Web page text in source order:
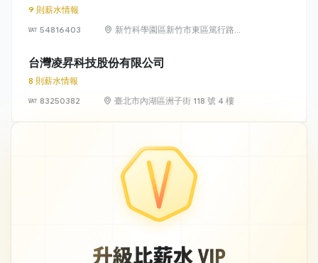
9 則薪水情報
54816403
新竹科學園區新竹市東區篤行路6
台灣凌昇科技股份有限公司
8 則薪水情報
83250382
臺北市內湖區洲子街 118 號 4 樓